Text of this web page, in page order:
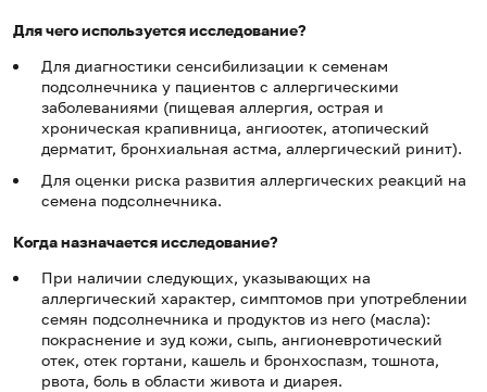
Для чего используется исследование?
Для диагностики сенсибилизации к семенам
подсолнечника у пациентов с аллергическими
заболеваниями (пищевая аллергия, острая и
хроническая крапивница, ангиоотек, атопический
дерматит, бронхиальная астма, аллергический ринит).
Для оценки риска развития аллергических реакций на
семена подсолнечника.
Когда назначается исследование?
При наличии следующих, указывающих на
аллергический характер, симптомов при употреблении
семян подсолнечника и продуктов из него (масла):
покраснение и зуд кожи, сыпь, ангионевротический
отек, отек гортани, кашель и бронхоспазм, тошнота,
рвота, боль в области живота и диарея.